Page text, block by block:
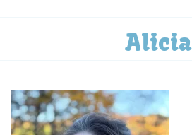
Alicia